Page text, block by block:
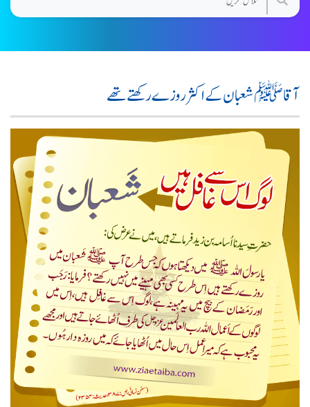
آقا ﷺ شعبان کے اکثر روزے رکھتے تھے